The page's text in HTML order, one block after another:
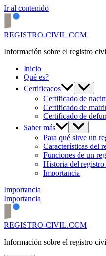
Ir al contenido
REGISTRO-CIVIL.COM
Información sobre el registro
Inicio
Qué es?
Certificados
Certificado de
Certificado de
Certificado de
Saber más
Para qué sirve un
Características del
Funciones de un
Historia del
Importancia
Importancia
Importancia
REGISTRO-CIVIL.COM
Información sobre el registro